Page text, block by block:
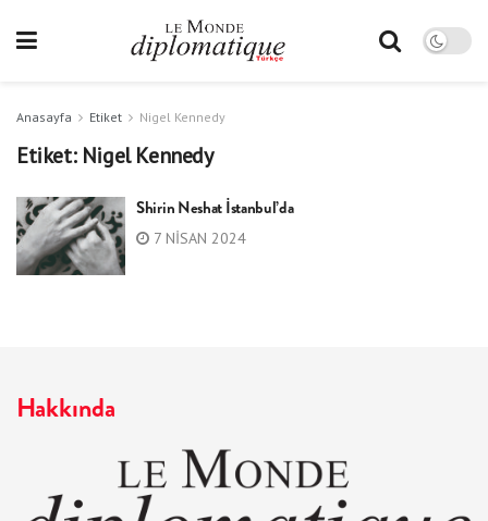
Anasayfa Etiket Nigel Kennedy
Etiket: Nigel Kennedy
Shirin Neshat İstanbul’da
7 NISAN 2024
Hakkında